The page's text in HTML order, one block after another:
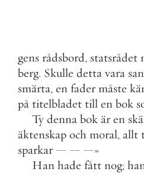
gens rådsbord, statsrådet
berg. Skulle detta vara
smärta, en fader måste
på titelbladet till en bok
Ty denna bok är en
äktenskap och moral, allt
sparkar — — —»
Han hade fått nog;